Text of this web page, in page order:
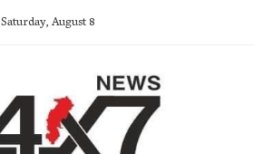
Saturday, August 8